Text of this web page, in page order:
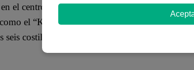
el centro de la atención, luego de someterse
el “Ken Humano”, hace un tiempo anunció
costillas.